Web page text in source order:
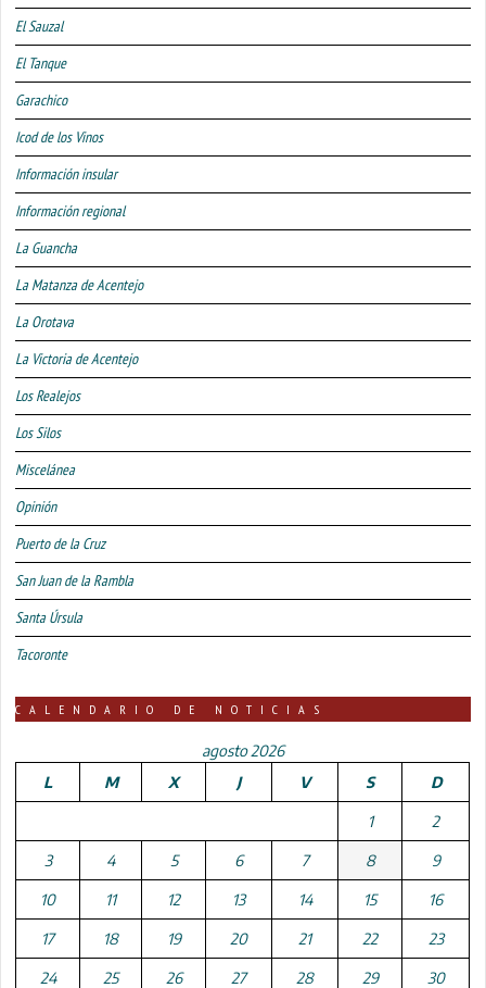
El Sauzal
El Tanque
Garachico
Icod de los Vinos
Información insular
Información regional
La Guancha
La Matanza de Acentejo
La Orotava
La Victoria de Acentejo
Los Realejos
Los Silos
Miscelánea
Opinión
Puerto de la Cruz
San Juan de la Rambla
Santa Úrsula
Tacoronte
CALENDARIO DE NOTICIAS
agosto 2026
L
M X J V S D
1 2
3 4 5 6 7 8 9
10 11 12 13 14 15 16
17 18 19 20 21 22 23
24 25 26 27 28 29 30